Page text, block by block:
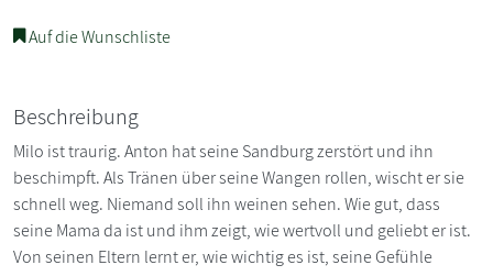
Auf die Wunschliste
Beschreibung
Milo ist traurig. Anton hat seine Sandburg zerstört und ihn
beschimpft. Als Tränen über seine Wangen rollen, wischt er sie
schnell weg. Niemand soll ihn weinen sehen. Wie gut, dass
seine Mama da ist und ihm zeigt, wie wertvoll und geliebt er ist.
Von seinen Eltern lernt er, wie wichtig es ist, seine Gefühle